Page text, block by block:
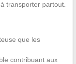
transporter partout.
que les
contribuant aux